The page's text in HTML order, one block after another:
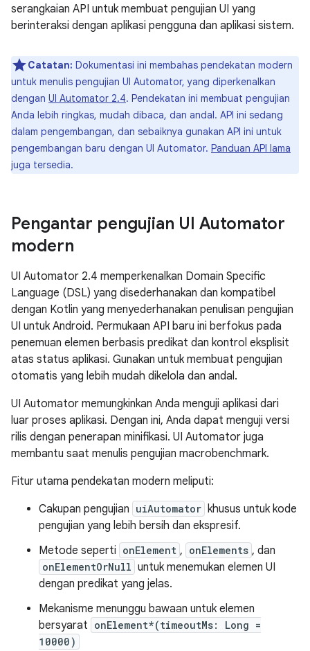
serangkaian API untuk membuat pengujian UI yang
berinteraksi dengan aplikasi pengguna dan aplikasi sistem.
Catatan: Dokumentasi ini membahas pendekatan modern
untuk menulis pengujian UI Automator, yang diperkenalkan
dengan UI Automator 2.4. Pendekatan ini membuat pengujian
Anda lebih ringkas, mudah dibaca, dan andal. API ini sedang
dalam pengembangan, dan sebaiknya gunakan API ini untuk
pengembangan baru dengan UI Automator. Panduan API lama
juga tersedia.
Pengantar pengujian UI Automator
modern
UI Automator 2.4 memperkenalkan Domain Specific
Language (DSL) yang disederhanakan dan kompatibel
dengan Kotlin yang menyederhanakan penulisan pengujian
UI untuk Android. Permukaan API baru ini berfokus pada
penemuan elemen berbasis predikat dan kontrol eksplisit
atas status aplikasi. Gunakan untuk membuat pengujian
otomatis yang lebih mudah dikelola dan andal.
UI Automator memungkinkan Anda menguji aplikasi dari
luar proses aplikasi. Dengan ini, Anda dapat menguji versi
rilis dengan penerapan minifikasi. UI Automator juga
membantu saat menulis pengujian macrobenchmark.
Fitur utama pendekatan modern meliputi:
Cakupan pengujian uiAutomator khusus untuk kode
pengujian yang lebih bersih dan ekspresif.
Metode seperti onElement , onElements , dan
onElementOrNull untuk menemukan elemen UI
dengan predikat yang jelas.
Mekanisme menunggu bawaan untuk elemen
bersyarat onElement*(timeoutMs: Long =
10000)